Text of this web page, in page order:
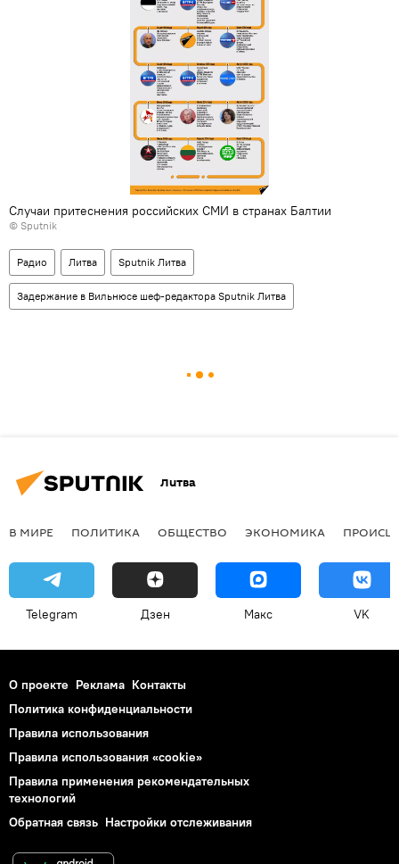
Случаи притеснения российских СМИ в странах Балтии
© Sputnik
Радио Литва Sputnik Литва
Задержание в Вильнюсе шеф-редактора Sputnik Литва
Литва
В МИРЕ ПОЛИТИКА ОБЩЕСТВО ЭКОНОМИКА
Telegram Дзен Макс VK
О проекте Реклама Контакты
Политика конфиденциальности
Правила использования
Правила использования «cookie»
Правила применения рекомендательных
технологий
Обратная связь Настройки отслеживания